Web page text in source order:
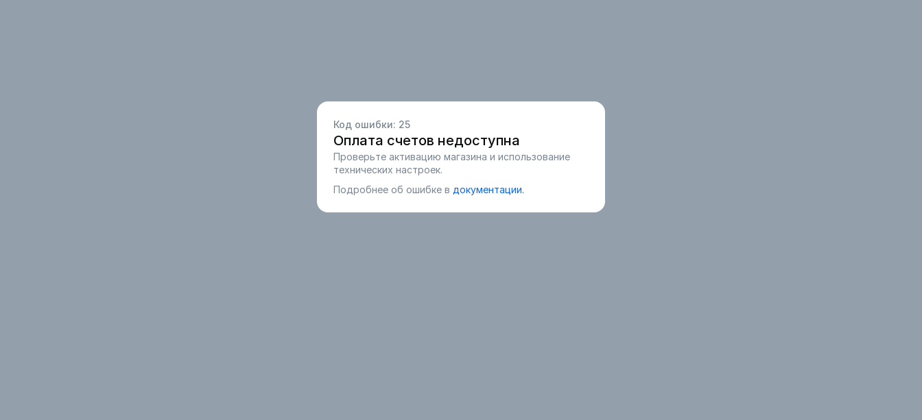
Код ошибки: 25
Оплата счетов недоступна
Проверьте активацию магазина и использование
технических настроек.
Подробнее об ошибке в документации.